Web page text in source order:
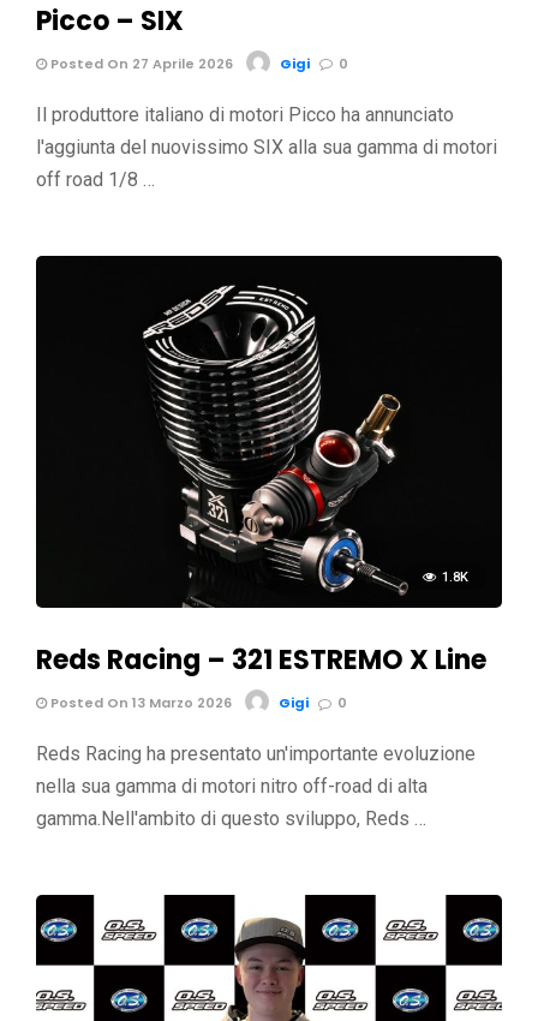
Picco – SIX
Posted On 27 Aprile 2026 Gigi 0
Il produttore italiano di motori Picco ha annunciato
l'aggiunta del nuovissimo SIX alla sua gamma di motori
off road 1/8 …
1.8K
Reds Racing – 321 ESTREMO X Line
Posted On 13 Marzo 2026 Gigi 0
Reds Racing ha presentato un'importante evoluzione
nella sua gamma di motori nitro off-road di alta
gamma.Nell'ambito di questo sviluppo, Reds …